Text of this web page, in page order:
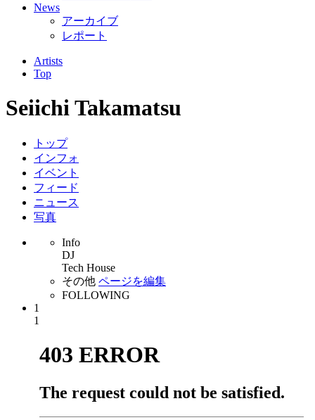
News
アーカイブ
レポート
Artists
Top
Seiichi Takamatsu
トップ
インフォ
イベント
フィード
ニュース
写真
Info
DJ
Tech House
その他 ページを編集
FOLLOWING
1
1